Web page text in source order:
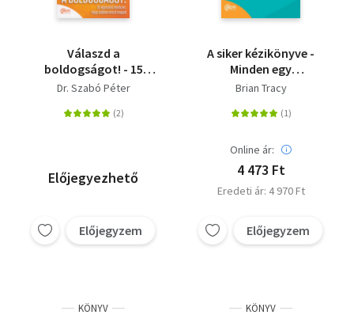
Válaszd a
boldogságot! - 15
egyszerű módszer,
magad
Dr. Szabó Péter
Előjegyezhető
Előjegyzem
A siker kézikönyve -
Minden egy
gondolattal, egy
reménnyel vagy egy
Brian Tracy
Online ár:
4 473 Ft
Eredeti ár: 4 970 Ft
Előjegyzem
KÖNYV KÖNYV